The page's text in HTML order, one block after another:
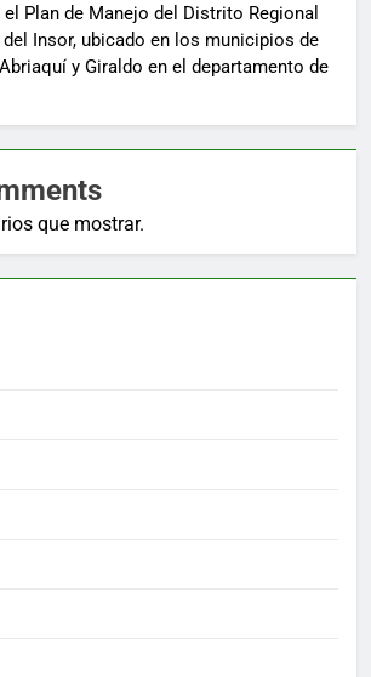
Plan de Manejo del Distrito Regional
Insor, ubicado en los municipios de
y Giraldo en el departamento de
que mostrar.